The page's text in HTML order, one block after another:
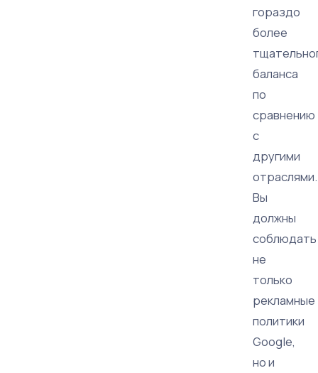
гораздо
более
баланса
по
сравнению
с
другими
отраслями.
Вы
должны
соблюдать
не
только
рекламные
политики
Google,
но и